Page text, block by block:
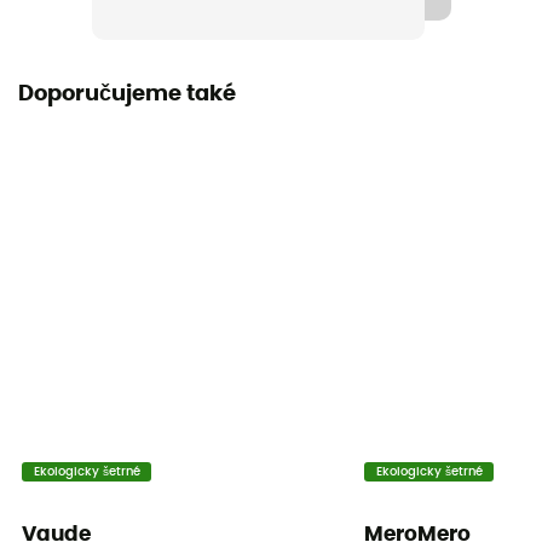
Doporučujeme také
Ekologicky šetrné
Vaude
Ekologicky šetrné
MeroMero